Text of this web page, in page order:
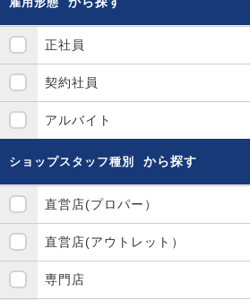
正社員
契約社員
アルバイト
ショップスタッフ種別 から探す
直営店(プロパー）
直営店(アウトレット）
専門店